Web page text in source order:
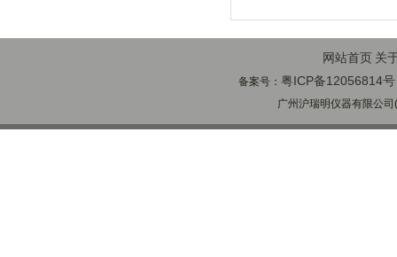
网站首页 关
备案号： 粤ICP备12056814号
广州沪瑞明仪器有限公